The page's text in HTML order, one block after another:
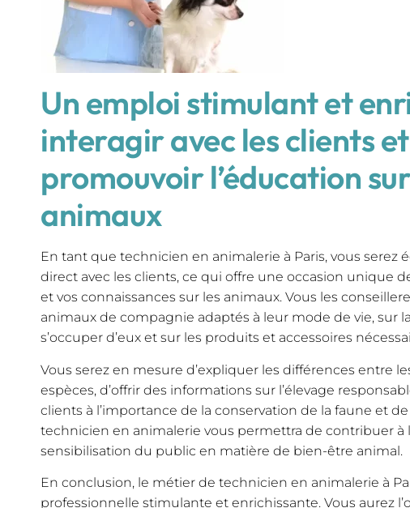
Un emploi stimulant et
interagir avec les clients et
promouvoir l’éducation
animaux
En tant que technicien en animalerie à Paris, vous serez
direct avec les clients, ce qui offre une occasion unique
et vos connaissances sur les animaux. Vous les
animaux de compagnie adaptés à leur mode de vie, sur
s’occuper d’eux et sur les produits et accessoires
Vous serez en mesure d’expliquer les différences entre
espèces, d’offrir des informations sur l’élevage
clients à l’importance de la conservation de la faune et
technicien en animalerie vous permettra de contribuer à
sensibilisation du public en matière de bien-être animal.
En conclusion, le métier de technicien en animalerie à
professionnelle stimulante et enrichissante. Vous aurez